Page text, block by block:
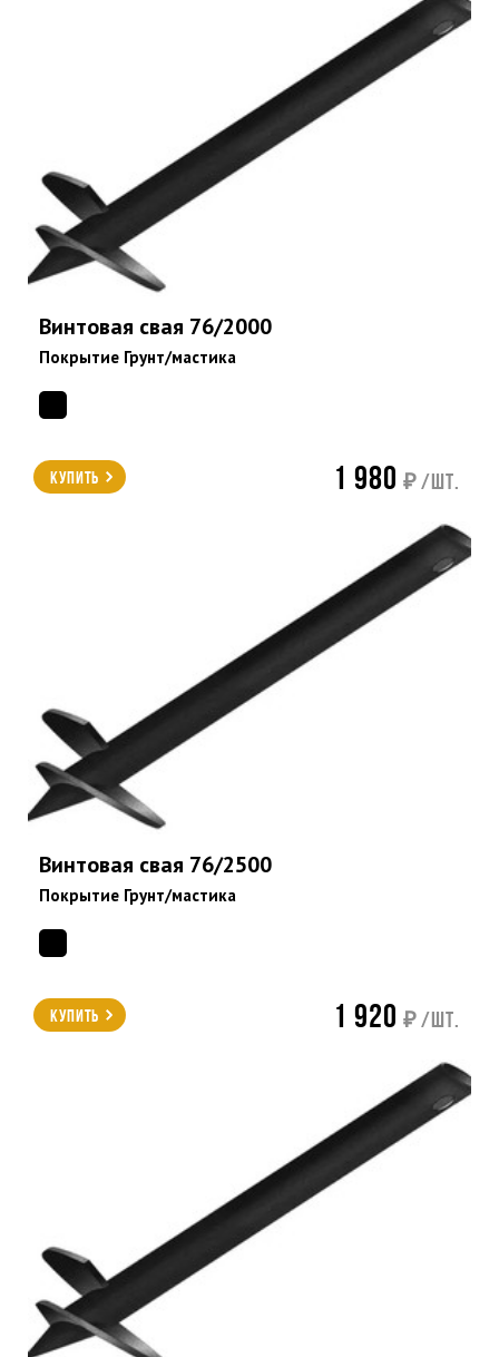
Винтовая свая 76/2000
Покрытие Грунт/мастика
Купить 1 980 ₽ /шт.
Винтовая свая 76/2500
Покрытие Грунт/мастика
Купить 1 920 ₽ /шт.